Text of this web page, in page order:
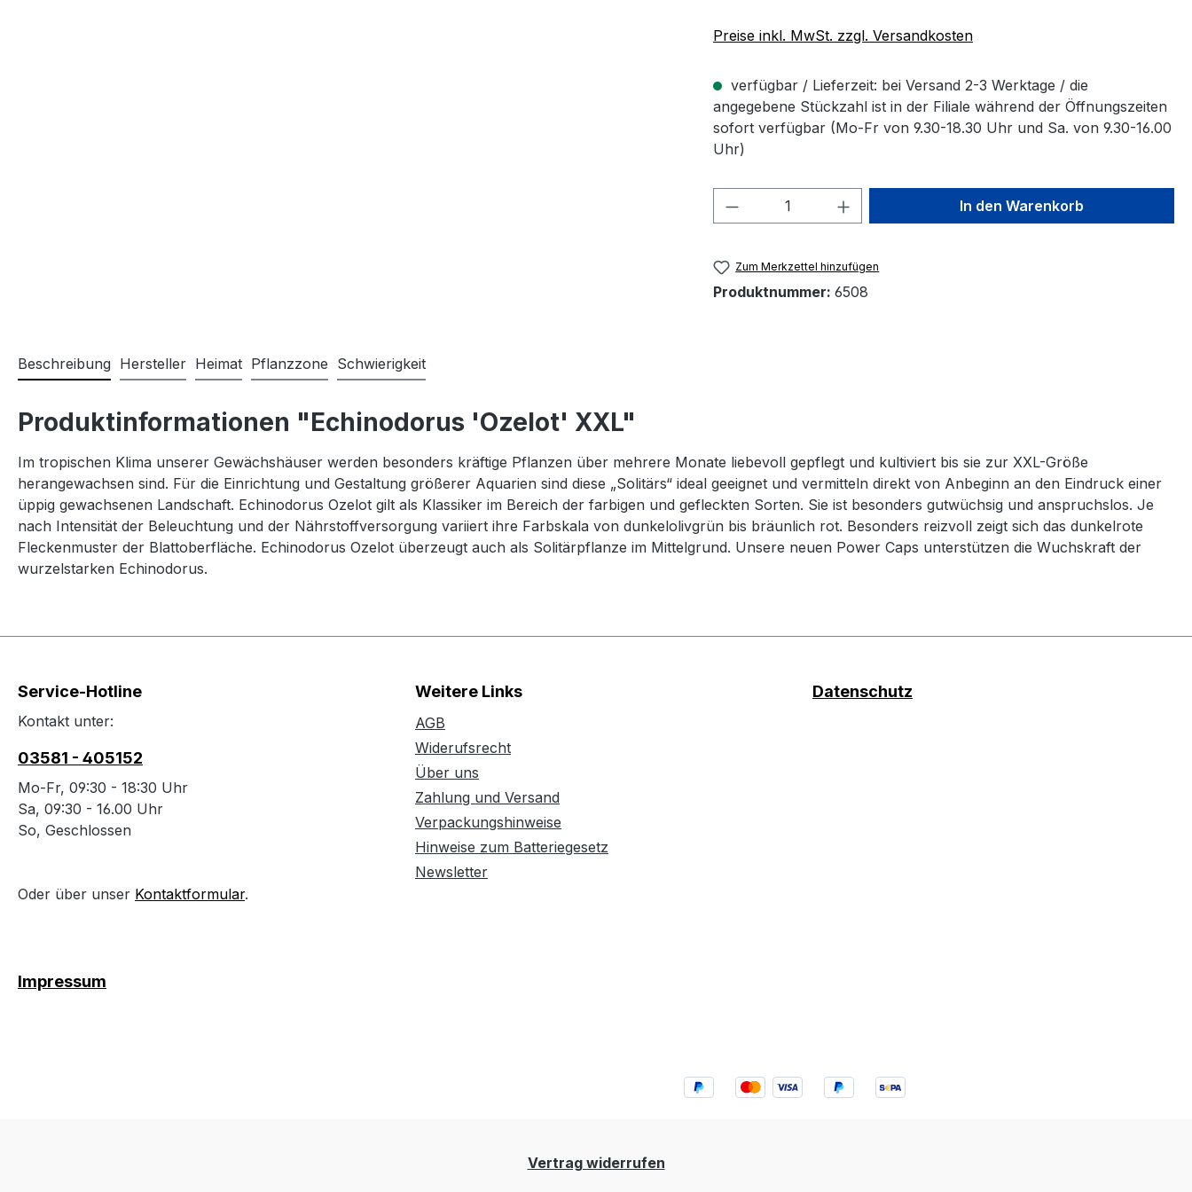
Preise inkl. MwSt. zzgl. Versandkosten
verfügbar / Lieferzeit: bei Versand 2-3 Werktage / die
angegebene Stückzahl ist in der Filiale während der Öffnungszeiten
sofort verfügbar (Mo-Fr von 9.30-18.30 Uhr und Sa. von 9.30-16.00
Uhr)
Produkt Anzahl: Gib den gewünschten Wert
In den Warenkorb
Zum Merkzettel hinzufügen
Produktnummer: 6508
Beschreibung Hersteller Heimat Pflanzzone Schwierigkeit
Produktinformationen "Echinodorus 'Ozelot' XXL"
Im tropischen Klima unserer Gewächshäuser werden besonders kräftige Pflanzen über mehrere Monate liebevoll gepflegt und kultiviert bis sie zur XXL-Größe
herangewachsen sind. Für die Einrichtung und Gestaltung größerer Aquarien sind diese „Solitärs“ ideal geeignet und vermitteln direkt von Anbeginn an den Eindruck einer
üppig gewachsenen Landschaft. Echinodorus Ozelot gilt als Klassiker im Bereich der farbigen und gefleckten Sorten. Sie ist besonders gutwüchsig und anspruchslos. Je
nach Intensität der Beleuchtung und der Nährstoffversorgung variiert ihre Farbskala von dunkelolivgrün bis bräunlich rot. Besonders reizvoll zeigt sich das dunkelrote
Fleckenmuster der Blattoberfläche. Echinodorus Ozelot überzeugt auch als Solitärpflanze im Mittelgrund. Unsere neuen Power Caps unterstützen die Wuchskraft der
wurzelstarken Echinodorus.
Service-Hotline
Kontakt unter:
03581 - 405152
Mo-Fr, 09:30 - 18:30 Uhr
Sa, 09:30 - 16.00 Uhr
So, Geschlossen
Oder über unser Kontaktformular.
Weitere Links
AGB
Widerufsrecht
Über uns
Zahlung und Versand
Verpackungshinweise
Hinweise zum Batteriegesetz
Newsletter
Datenschutz
Impressum
Vertrag widerrufen